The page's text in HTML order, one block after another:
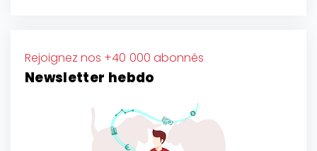
Rejoignez nos +40 000 abonnés
Newsletter hebdo